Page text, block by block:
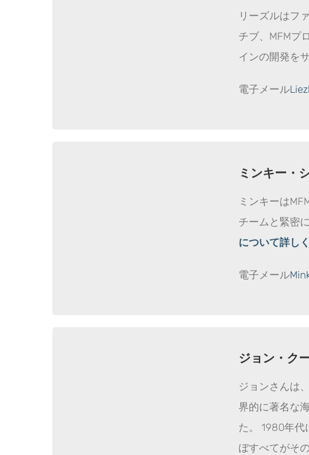
リーズルはフ
チブ、MFMプ
インの開発を
電子メール
ミンキー・
ミンキーは
チームと緊密
について詳し
電子メール
ジョン・ク
ジョンさんは
界的に著名な
た。 1980年代
ぼすべてがそ